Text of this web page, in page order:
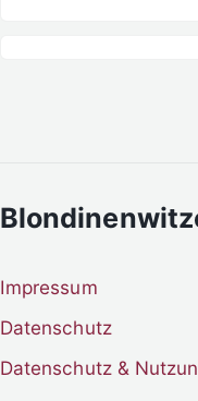
Impressum
Datenschutz
Datenschutz &